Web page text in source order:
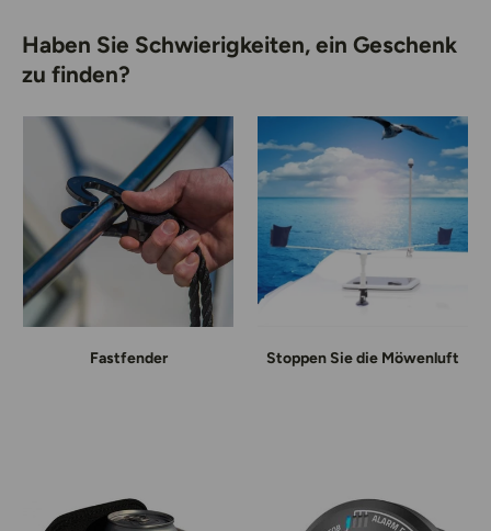
Haben Sie Schwierigkeiten, ein Geschenk
zu finden?
Fastfender Stoppen Sie die Möwenluft